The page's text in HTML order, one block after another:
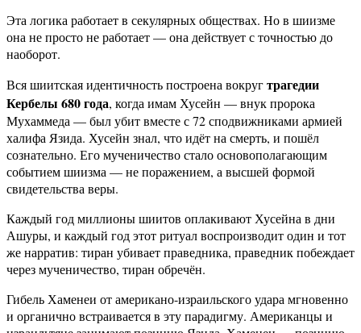
Эта логика работает в секулярных обществах. Но в шиизме
она не просто не работает — она действует с точностью до
наоборот.
Вся шиитская идентичность построена вокругтрагедии
Кербелы 680 года, когда имам Хусейн — внук пророка
Мухаммеда — был убит вместе с 72 сподвижниками армией
халифа Язида. Хусейн знал, что идёт на смерть, и пошёл
сознательно. Его мученичество стало основополагающим
событием шиизма — не поражением, а высшей формой
свидетельства веры.
Каждый год миллионы шиитов оплакивают Хусейна в дни
Ашуры, и каждый год этот ритуал воспроизводит один и тот
же нарратив: тиран убивает праведника, праведник побеждает
через мученичество, тиран обречён.
Гибель Хаменеи от американо-израильского удара мгновенно
и органично встраивается в эту парадигму. Американцы и